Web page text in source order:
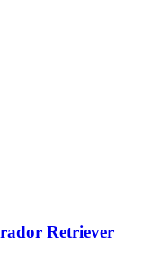
Retriever